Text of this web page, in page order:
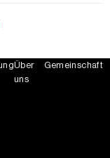
Über
uns
Gemeinschaft